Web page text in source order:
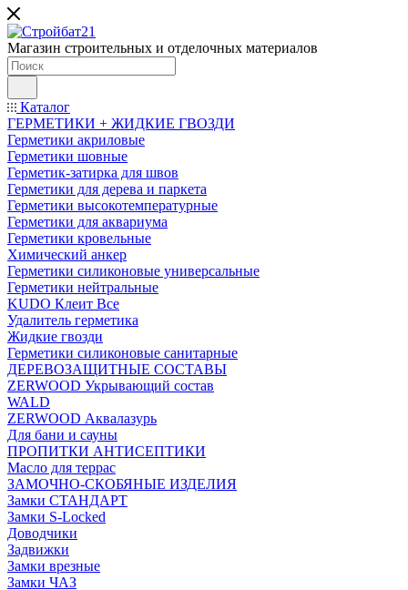
Магазин строительных и отделочных материалов
Каталог
ГЕРМЕТИКИ + ЖИДКИЕ ГВОЗДИ
Герметики акриловые
Герметики шовные
Герметик-затирка для швов
Герметики для дерева и паркета
Герметики высокотемпературные
Герметики для аквариума
Герметики кровельные
Химический анкер
Герметики силиконовые универсальные
Герметики нейтральные
KUDO Клеит Все
Удалитель герметика
Жидкие гвозди
Герметики силиконовые санитарные
ДЕРЕВОЗАЩИТНЫЕ СОСТАВЫ
ZERWOOD Укрывающий состав
WALD
ZERWOOD Аквалазурь
Для бани и сауны
ПРОПИТКИ АНТИСЕПТИКИ
Масло для террас
ЗАМОЧНО-СКОБЯНЫЕ ИЗДЕЛИЯ
Замки СТАНДАРТ
Замки S-Locked
Доводчики
Задвижки
Замки врезные
Замки ЧАЗ